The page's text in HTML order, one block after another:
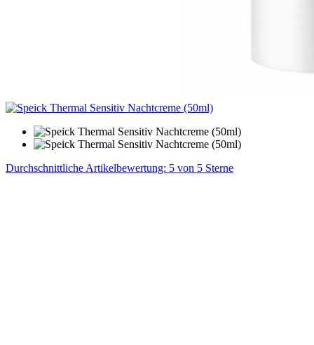
Durchschnittliche Artikelbewertung: 5 von 5 Sterne